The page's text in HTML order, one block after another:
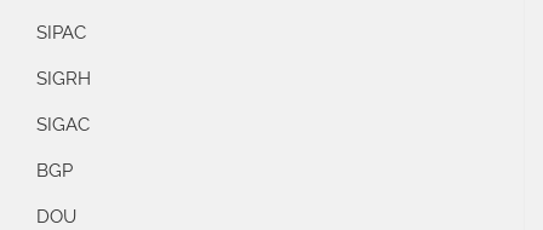
SIPAC
SIGRH
SIGAC
BGP
DOU